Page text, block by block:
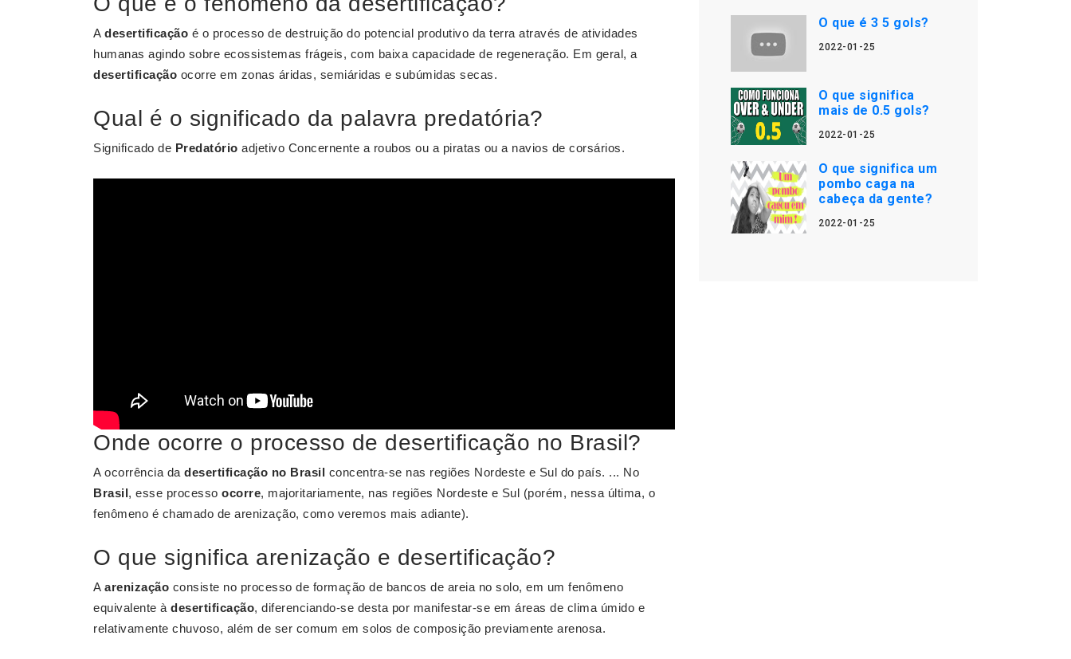
A desertificação é o processo de destruição do potencial produtivo da terra através de atividades
humanas agindo sobre ecossistemas frágeis, com baixa capacidade de regeneração. Em geral, a
desertificação ocorre em zonas áridas, semiáridas e subúmidas secas.
Qual é o significado da palavra predatória?
Significado de Predatório adjetivo Concernente a roubos ou a piratas ou a navios de corsários.
Onde ocorre o processo de desertificação no Brasil?
A ocorrência da desertificação no Brasil concentra-se nas regiões Nordeste e Sul do país. ... No
Brasil, esse processo ocorre, majoritariamente, nas regiões Nordeste e Sul (porém, nessa última, o
fenômeno é chamado de arenização, como veremos mais adiante).
O que significa arenização e desertificação?
A arenização consiste no processo de formação de bancos de areia no solo, em um fenômeno
equivalente à desertificação, diferenciando-se desta por manifestar-se em áreas de clima úmido e
relativamente chuvoso, além de ser comum em solos de composição previamente arenosa.
O que é 3 5 gols?
2022-01-25
O que significa
mais de 0.5 gols?
2022-01-25
O que significa um
pombo caga na
cabeça da gente?
2022-01-25